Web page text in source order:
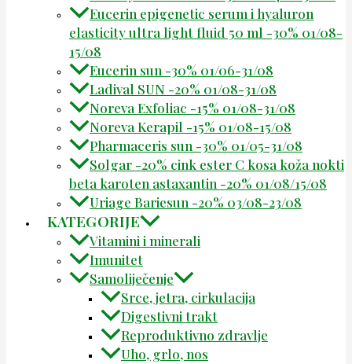
Eucerin epigenetic serum i hyaluron
elasticity ultra light fluid 50 ml -30% 01/08-
15/08
Eucerin sun -30% 01/06-31/08
Ladival SUN -20% 01/08-31/08
Noreva Exfoliac -15% 01/08-31/08
Noreva Kerapil -15% 01/08-15/08
Pharmaceris sun -30% 01/05-31/08
Solgar -20% cink ester C kosa koža nokti
beta karoten astaxantin -20% 01/08/15/08
Uriage Bariesun -20% 03/08-23/08
KATEGORIJE
Vitamini i minerali
Imunitet
Samoliječenje
Srce, jetra, cirkulacija
Digestivni trakt
Reproduktivno zdravlje
Uho, grlo, nos